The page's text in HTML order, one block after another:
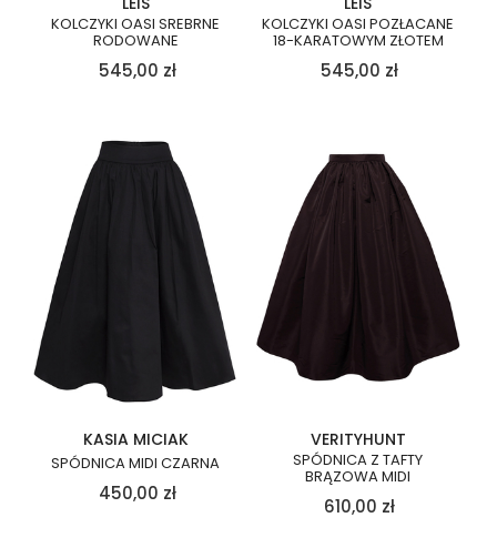
KOLCZYKI OASI SREBRNE
RODOWANE
545,00 zł
KOLCZYKI OASI POZŁACANE
18-KARATOWYM ZŁOTEM
545,00 zł
KASIA MICIAK
SPÓDNICA MIDI CZARNA
450,00 zł
VERITYHUNT
SPÓDNICA Z TAFTY
BRĄZOWA MIDI
610,00 zł